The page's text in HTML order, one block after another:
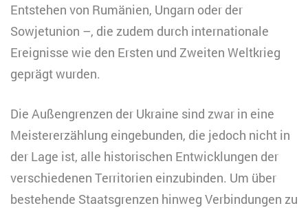
Entstehen von Rumänien, Ungarn oder der
Sowjetunion –, die zudem durch internationale
Ereignisse wie den Ersten und Zweiten Weltkrieg
geprägt wurden.
Die Außengrenzen der Ukraine sind zwar in eine
Meistererzählung eingebunden, die jedoch nicht in
der Lage ist, alle historischen Entwicklungen der
verschiedenen Territorien einzubinden. Um über
bestehende Staatsgrenzen hinweg Verbindungen zu